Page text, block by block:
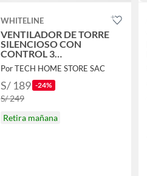
WHITELINE
VENTILADOR DE TORRE
SILENCIOSO CON
CONTROL 3
VELOCIDADES 45 WATTS
Por TECH HOME STORE SAC
S/ 189 -24%
S/ 249
Retira mañana